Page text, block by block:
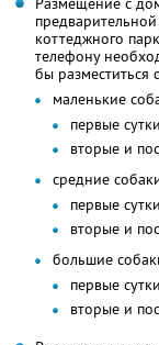
коттеджного
телефону
бы разместиться
маленькие
первые
вторые и
средние
первые
вторые и
большие
первые
вторые и